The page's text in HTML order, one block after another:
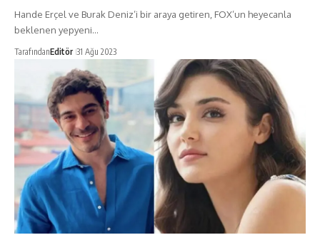
Hande Erçel ve Burak Deniz’i bir araya getiren, FOX’un heyecanla
beklenen yepyeni…
TarafındanEditör 31 Ağu 2023